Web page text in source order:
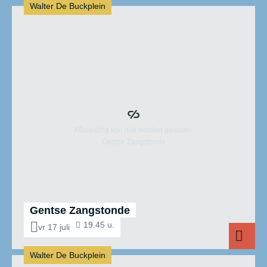
Gentse Zangstonde
vr 17 juli 19.45 u.
Walter De Buckplein
Gentse
Walter De Buckplein